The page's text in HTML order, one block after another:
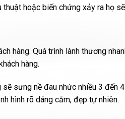
hoặc biến chứng xảy ra họ
hàng. Quá trình lành thương
hàng.
sưng nề đau nhức nhiều 3 đến
hình rõ dáng cằm, đẹp tự nhiên.